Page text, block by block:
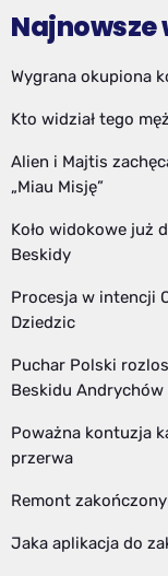
Wygrana okupiona
Kto widział tego
Alien i Majtis
„Miau Misję”
Koło widokowe już
Beskidy
Procesja w intencji
Dziedzic
Puchar Polski
Beskidu Andrychów
Poważna kontuzja
przerwa
Remont
Jaka aplikacja do